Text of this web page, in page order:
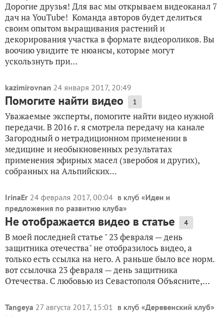
Дорогие друзья! Для вас мы открываем видеоканал 7
дач на YouTube! Команда авторов будет делиться
своим опытом выращивания растений и
декорирования участка в формате видеороликов. Вы
воочию увидите те нюансы, которые могут
ускользнуть при...
kazimirovnan 24 января 2017, 20:49
Помогите найти видео 1
Уважаемые эксперты, помогите найти видео нужной
передачи. В 2016 г. я смотрела передачу на канале
Загородный о нетрадиционном применении в
медицине и необыкновенных результатах
применения эфирных масел (зверобоя и других),
собранных на Альпийских...
IrinaEr 24 февраля 2017, 00:04 в клуб «Идеи и
предложения по развитию клуба»
Не отображается видео в статье 4
В моей последней статье " 23 февраля — день
защитника отечества" не отобразилось видео, а
только есть ссылка на него. А раньше было все норм.
вот ссылочка 23 февраля — день защитника
Отечества. С любовью из Севастополя Объясните,...
Tangeya 27 августа 2017, 15:01 в клуб «Деревенский клуб»